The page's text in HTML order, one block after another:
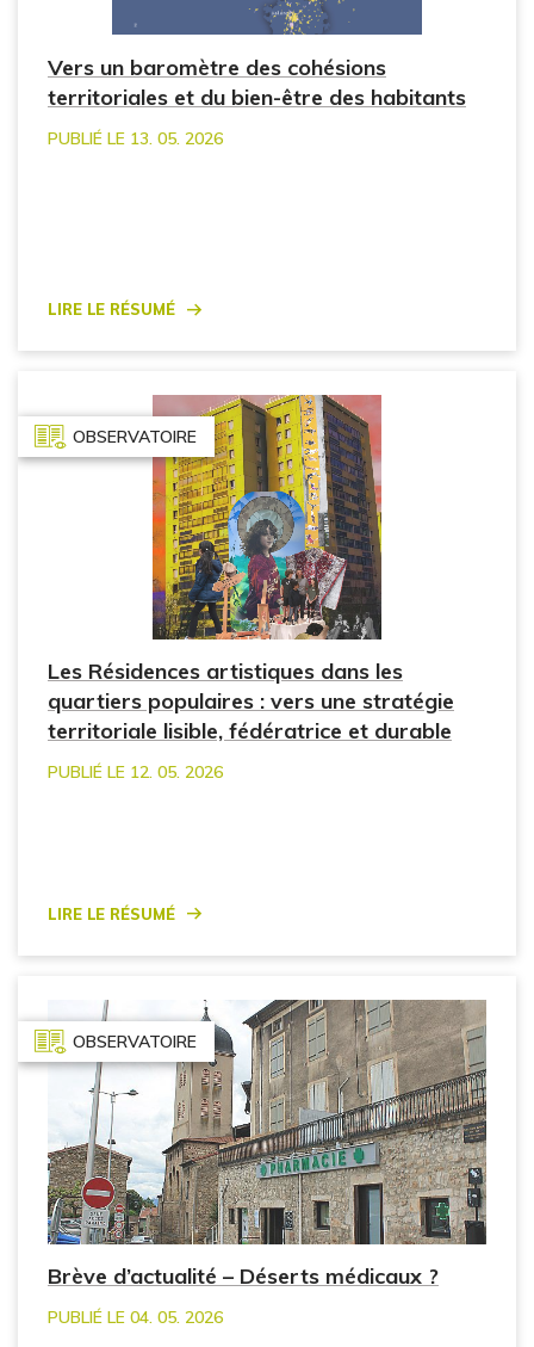
Vers un baromètre des cohésions
territoriales et du bien-être des habitants
PUBLIÉ LE 13. 05. 2026
Lire le résumé
OBSERVATOIRE
Les Résidences artistiques dans les
quartiers populaires : vers une stratégie
territoriale lisible, fédératrice et durable
PUBLIÉ LE 12. 05. 2026
Lire le résumé
OBSERVATOIRE
Brève d’actualité – Déserts médicaux ?
PUBLIÉ LE 04. 05. 2026